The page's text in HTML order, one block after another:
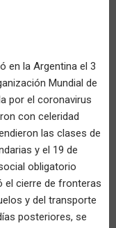
en la Argentina el 3
Mundial de
por el coronavirus
con celeridad
las clases de
y el 19 de
obligatorio
el cierre de fronteras
y del transporte
posteriores, se